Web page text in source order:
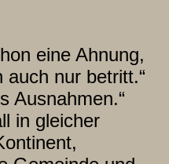
eine Ahnung,
nur betritt.“
Ausnahmen.“
in gleicher